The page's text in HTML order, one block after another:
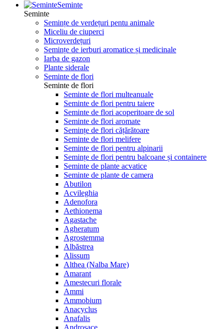
Seminte
Seminte
Semințe de verdețuri pentu animale
Miceliu de ciuperci
Microverdețuri
Semințe de ierburi aromatice și medicinale
Iarba de gazon
Plante siderale
Seminte de flori
Seminte de flori
Seminte de flori multeanuale
Seminte de flori pentru taiere
Seminte de flori acoperitoare de sol
Seminte de flori aromate
Semințe de flori cățărătoare
Seminte de flori melifere
Seminte de flori pentru alpinarii
Semințe de flori pentru balcoane și containere
Seminte de plante acvatice
Seminte de plante de camera
Abutilon
Acvileghia
Adenofora
Aethionema
Agastache
Agheratum
Agrostemma
Albăstrea
Alissum
Althea (Nalba Mare)
Amarant
Amestecuri florale
Ammi
Ammobium
Anacyclus
Anafalis
Androsace